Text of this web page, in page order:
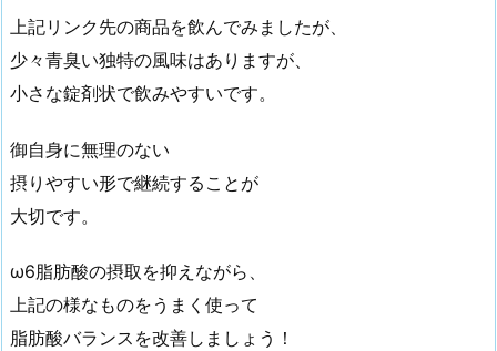
上記リンク先の商品を飲んでみましたが、
少々青臭い独特の風味はありますが、
小さな錠剤状で飲みやすいです。
御自身に無理のない
摂りやすい形で継続することが
大切です。
ω6脂肪酸の摂取を抑えながら、
上記の様なものをうまく使って
脂肪酸バランスを改善しましょう！